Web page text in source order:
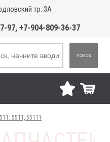
тр. 3А
97, +7-904-809-36-37
ПОИСК
5511, 55111